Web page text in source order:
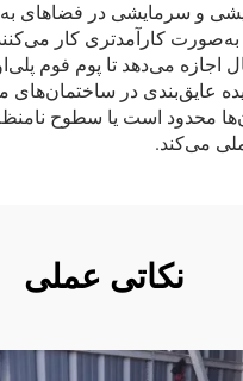
و سرمایشی در فضاهای
کارآمدتری کار
اجازه می‌دهد تا پوم فوم
عایق‌بندی در ساختمان‌های
محدود است یا سطوح
می‌کند.
نکاتی عملی